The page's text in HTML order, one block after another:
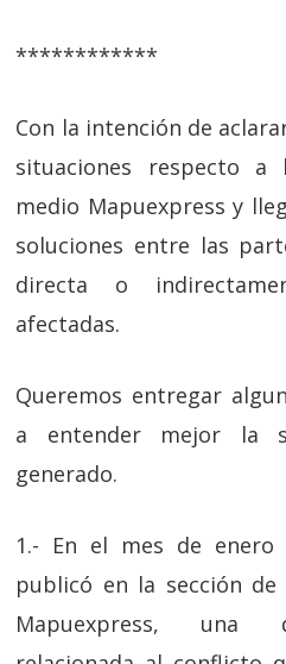
************
Con la intención de
situaciones respecto
medio Mapuexpress y
soluciones entre las
directa o
afectadas.
Queremos entregar
a entender mejor la
generado.
1.- En el mes de
publicó en la sección
Mapuexpress, una